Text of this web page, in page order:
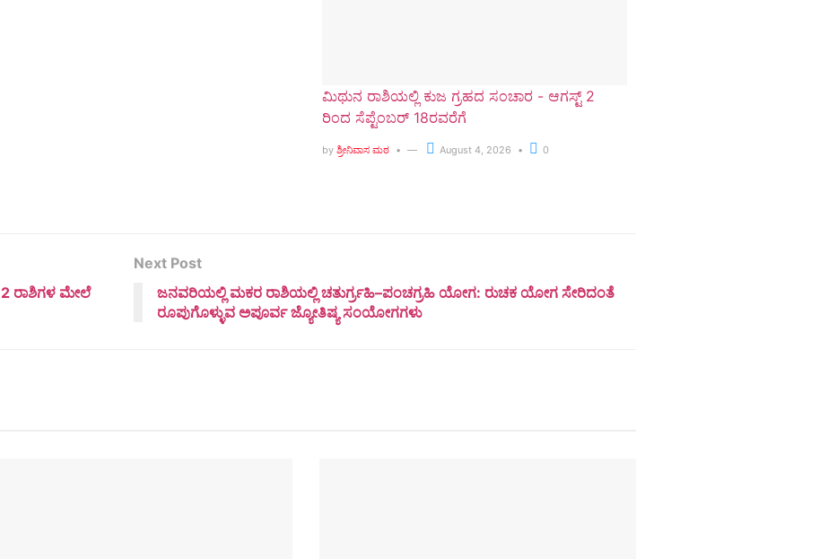
ಮಿಥುನ ರಾಶಿಯಲ್ಲಿ ಕುಜ ಗ್ರಹದ ಸಂಚಾರ - ಆಗಸ್ಟ್ 2
ರಿಂದ ಸೆಪ್ಟೆಂಬರ್ 18ರವರೆಗೆ
by ಶ್ರೀನಿವಾಸ ಮಠ August 4, 2026 0
ರಾಶಿಗಳ ಮೇಲೆ
Next Post
ಜನವರಿಯಲ್ಲಿ ಮಕರ ರಾಶಿಯಲ್ಲಿ ಚತುರ್ಗ್ರಹಿ–ಪಂಚಗ್ರಹಿ ಯೋಗ: ರುಚಕ ಯೋಗ ಸೇರಿದಂತೆ
ರೂಪುಗೊಳ್ಳುವ ಅಪೂರ್ವ ಜ್ಯೋತಿಷ್ಯ ಸಂಯೋಗಗಳು